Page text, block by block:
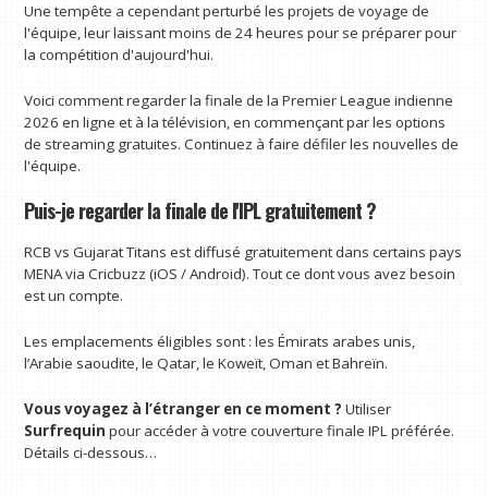
Une tempête a cependant perturbé les projets de voyage de
l'équipe, leur laissant moins de 24 heures pour se préparer pour
la compétition d'aujourd'hui.
Voici comment regarder la finale de la Premier League indienne
2026 en ligne et à la télévision, en commençant par les options
de streaming gratuites. Continuez à faire défiler les nouvelles de
l'équipe.
Puis-je regarder la finale de l'IPL gratuitement ?
RCB vs Gujarat Titans est diffusé gratuitement dans certains pays
MENA via Cricbuzz (iOS / Android). Tout ce dont vous avez besoin
est un compte.
Les emplacements éligibles sont : les Émirats arabes unis,
l’Arabie saoudite, le Qatar, le Koweït, Oman et Bahreïn.
Vous voyagez à l’étranger en ce moment ? Utiliser
Surfrequin pour accéder à votre couverture finale IPL préférée.
Détails ci-dessous…